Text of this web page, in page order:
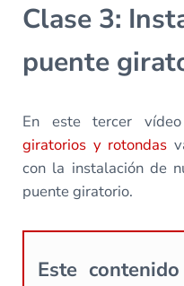
Clase 3:
puente
En este tercer
giratorios y rotondas
con la instalación de
puente giratorio.
Este